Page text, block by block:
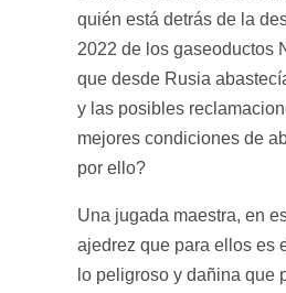
quién está detrás de la
2022 de los gaseoductos
que desde Rusia
y las posibles
mejores condiciones de
por ello?
Una jugada maestra, en
ajedrez que para ellos es
lo peligroso y dañina que